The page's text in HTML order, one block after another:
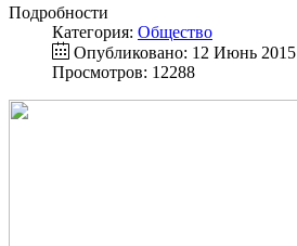
Подробности
Категория: Общество
Опубликовано: 12 Июнь 2015
Просмотров: 12288